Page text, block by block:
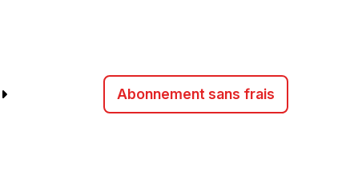
Abonnement sans frais